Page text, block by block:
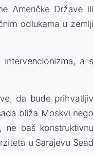
Američke Države ili
odlukama u zemlji
a s
da bude prihvatljiv
bliža Moskvi nego
ne baš konstruktivnu
u Sarajevu Sead